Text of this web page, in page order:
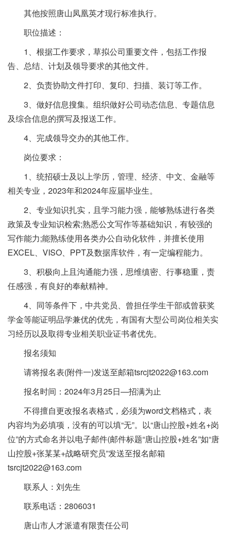
其他按照唐山凤凰英才现行标准执行。
职位描述：
1、根据工作要求，草拟公司重要文件，包括工作报
告、总结、计划及领导要求的其他文件。
2、负责协助文件打印、复印、扫描、装订等工作。
3、做好信息搜集。组织做好公司动态信息、专题信息
及综合信息的撰写及报送工作。
4、完成领导交办的其他工作。
岗位要求：
1、统招硕士及以上学历，管理、经济、中文、金融等
相关专业，2023年和2024年应届毕业生。
2、专业知识扎实，且学习能力强，能够熟练进行各类
政策及专业知识检索;熟悉公文写作等基础知识，有较强的
写作能力;能熟练使用各类办公自动化软件，并擅长使用
EXCEL、VISO、PPT及数据库软件，有一定编程能力。
3、积极向上且沟通能力强，思维缜密、行事稳重，责
任感强，有良好的奉献精神。
4、同等条件下，中共党员、曾担任学生干部或曾获奖
学金等能证明品学兼优的优先，有国有大型公司岗位相关实
习经历以及取得专业相关职业证书者优先。
报名须知
请将报名表(附件一)发送至邮箱tsrcjt2022@163.com
报名时间：2024年3月25日—招满为止
不得擅自更改报名表格式，必须为word文档格式，表
内容均为必填项，没有的可以填“无”。以“唐山控股+姓名+岗
位”的方式命名并以电子邮件(邮件标题“唐山控股+姓名”如“唐
山控股+张某某+战略研究员”发送至报名邮箱
tsrcjt2022@163.com
联系人：刘先生
联系电话：2806031
唐山市人才派遣有限责任公司